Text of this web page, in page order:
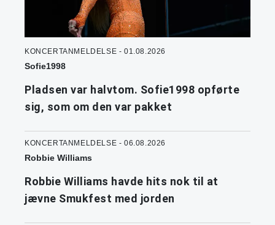
KONCERTANMELDELSE - 01.08.2026
Sofie1998
Pladsen var halvtom. Sofie1998 opførte
sig, som om den var pakket
KONCERTANMELDELSE - 06.08.2026
Robbie Williams
Robbie Williams havde hits nok til at
jævne Smukfest med jorden